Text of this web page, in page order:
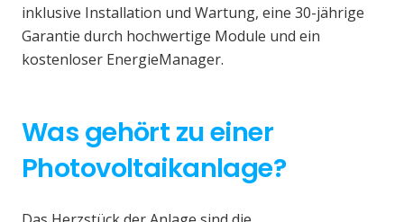
inklusive Installation und Wartung, eine 30-jährige
Garantie durch hochwertige Module und ein
kostenloser EnergieManager.
Was gehört zu einer
Photovoltaikanlage?